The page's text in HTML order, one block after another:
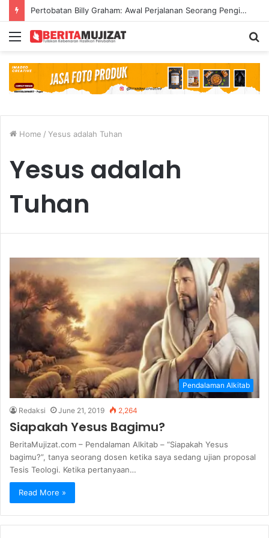
Pertobatan Billy Graham: Awal Perjalanan Seorang Penginjil Dunia
Menu
Home / Yesus adalah Tuhan
Yesus adalah
Tuhan
Pendalaman Alkitab
Redaksi June 21, 2019 2,264
Siapakah Yesus Bagimu?
BeritaMujizat.com – Pendalaman Alkitab – “Siapakah Yesus
bagimu?”, tanya seorang dosen ketika saya sedang ujian proposal
Tesis Teologi. Ketika pertanyaan…
Read More »